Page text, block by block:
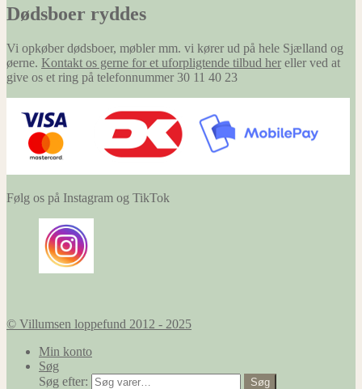
Dødsboer ryddes
Vi opkøber dødsboer, møbler mm. vi kører ud på hele Sjælland og
øerne. Kontakt os gerne for et uforpligtende tilbud her eller ved at
give os et ring på telefonnummer 30 11 40 23
Følg os på Instagram og TikTok
© Villumsen loppefund 2012 - 2025
Min konto
Søg
Søg efter:
Søg